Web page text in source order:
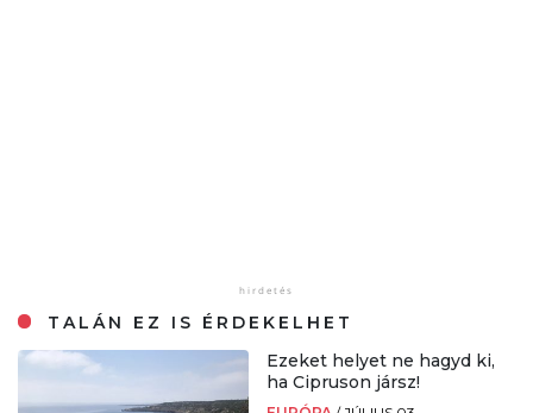
TALÁN EZ IS ÉRDEKELHET
Ezeket helyet ne hagyd ki,
ha Cipruson jársz!